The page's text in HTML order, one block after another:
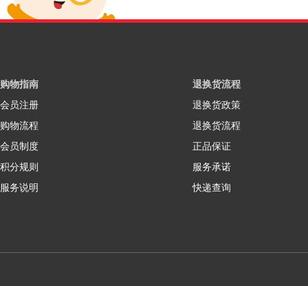
购物指南
会员注册
购物流程
会员制度
积分规则
服务说明
退换货流程
退换货政策
退换货流程
正品保证
服务承诺
快递查询